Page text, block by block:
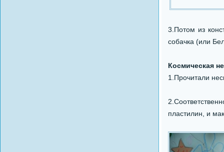
3.Потом из
собачка (или
Космическая
1.Прочитали
пластилин, и